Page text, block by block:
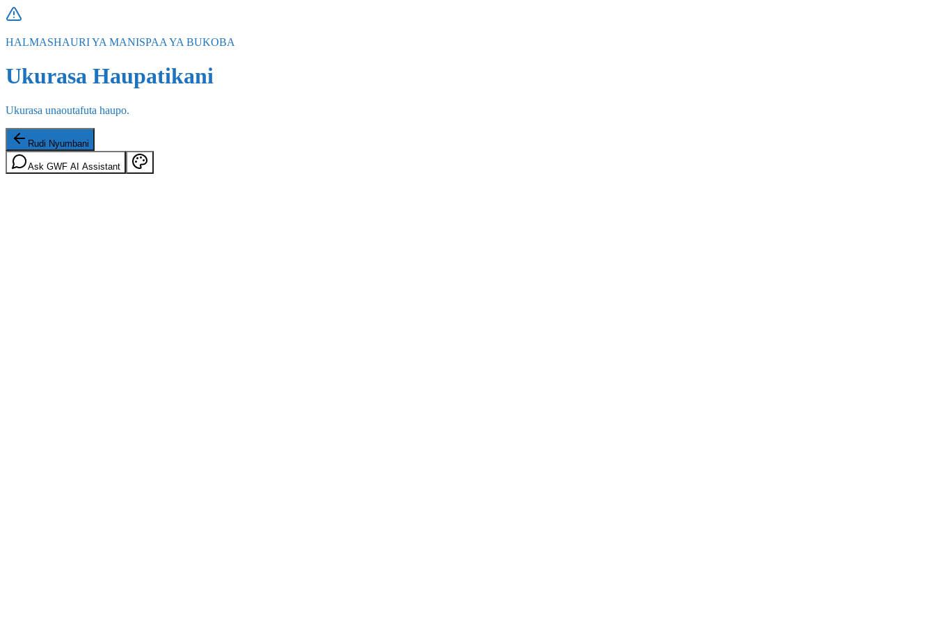
HALMASHAURI YA MANISPAA YA BUKOBA
Ukurasa Haupatikani
Ukurasa unaoutafuta haupo.
Rudi Nyumbani
Ask GWF AI Assistant